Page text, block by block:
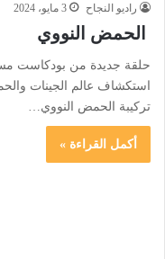
راديو النجاح 3 مايو، 2024
الحمض النووي
حلقة جديدة من بودكاست
استكشاف عالم الجينات
تركيبة الحمض النووي…
أكمل القراءة »